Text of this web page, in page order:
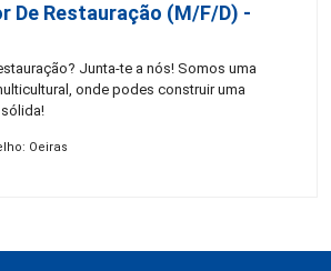
De Restauração (m/f/d) -
Junta-te a nós! Somos uma
onde podes construir uma
Oeiras